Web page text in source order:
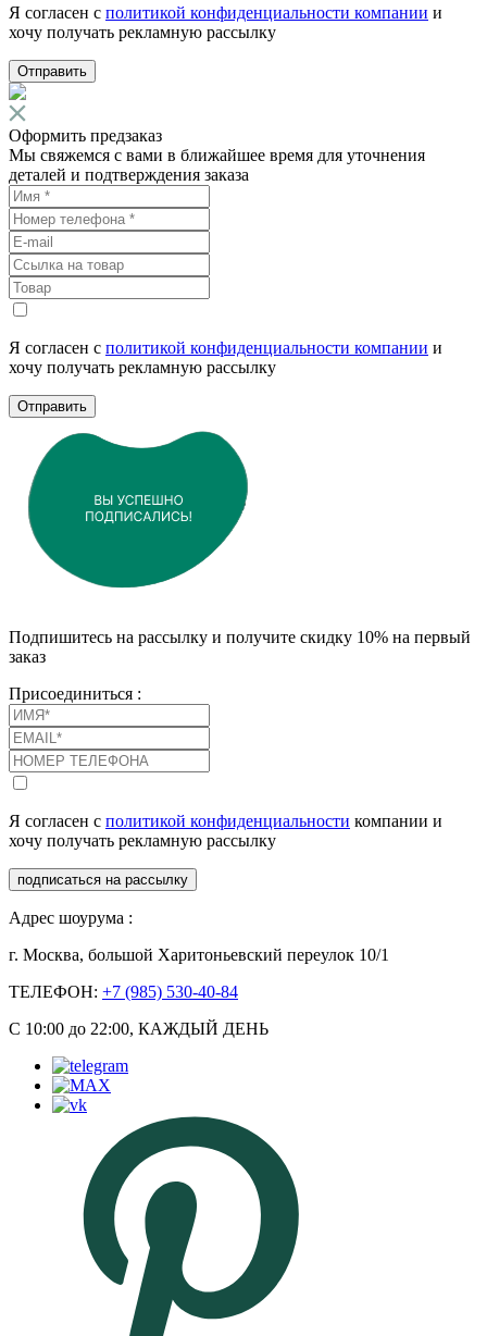
Я согласен с политикой конфиденциальности компании и
хочу получать рекламную рассылку
Отправить
Оформить предзаказ
Мы свяжемся с вами в ближайшее время для уточнения
деталей и подтверждения заказа
Я согласен с политикой конфиденциальности компании и
хочу получать рекламную рассылку
Отправить
Подпишитесь на рассылку и получите скидку 10% на первый
заказ
Присоединиться :
Я согласен с политикой конфиденциальности компании и
хочу получать рекламную рассылку
подписаться на рассылку
Адрес шоурума :
г. Москва, большой Харитоньевский переулок 10/1
ТЕЛЕФОН: +7 (985) 530-40-84
С 10:00 до 22:00, КАЖДЫЙ ДЕНЬ